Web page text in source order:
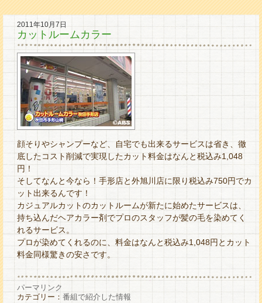
2011年10月7日
カットルームカラー
顔そりやシャンプーなど、自宅でも出来るサービスは省き、徹
底したコスト削減で実現したカット料金はなんと税込み1,048
円！
そしてなんと今なら！手形店と外旭川店に限り税込み750円でカ
ット出来るんです！
カジュアルカットのカットルームが新たに始めたサービスは、
持ち込んだヘアカラー剤でプロのスタッフが髪の毛を染めてく
れるサービス。
プロが染めてくれるのに、料金はなんと税込み1,048円とカット
料金同様驚きの安さです。
パーマリンク
カテゴリー： 番組で紹介した情報